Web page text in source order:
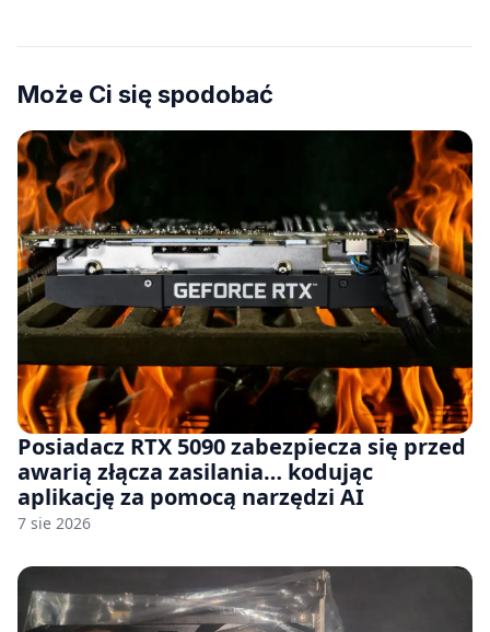
Może Ci się spodobać
Posiadacz RTX 5090 zabezpiecza się przed
awarią złącza zasilania… kodując
aplikację za pomocą narzędzi AI
7 sie 2026